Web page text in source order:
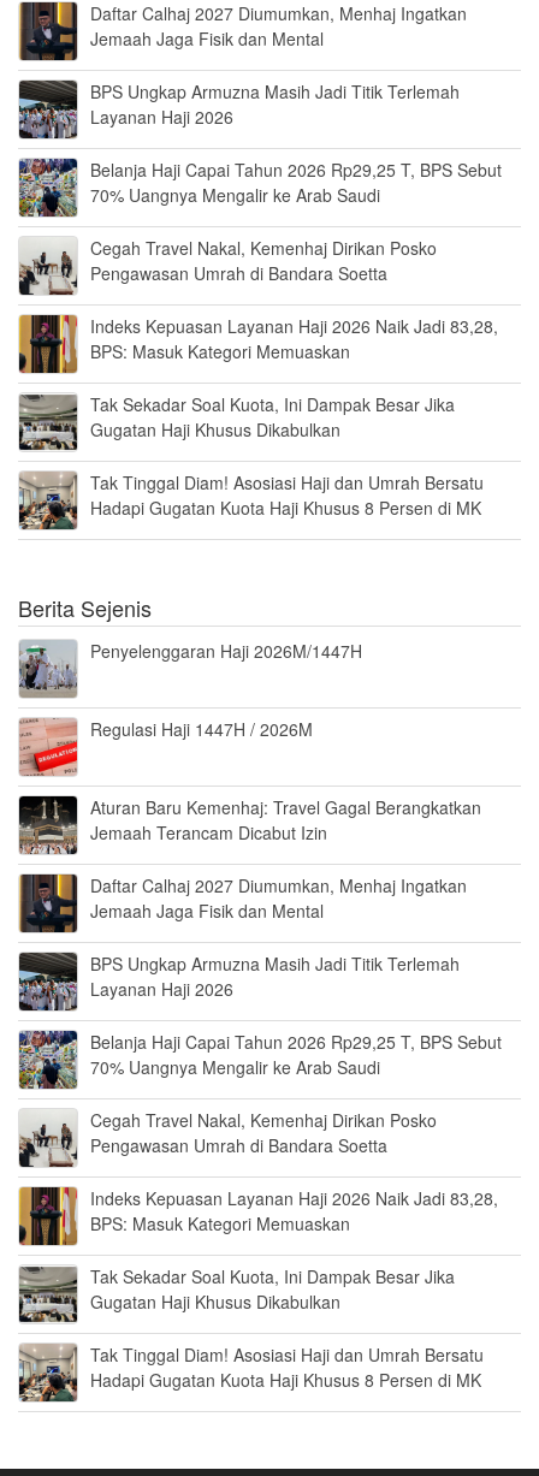
Daftar Calhaj 2027 Diumumkan, Menhaj Ingatkan
Jemaah Jaga Fisik dan Mental
BPS Ungkap Armuzna Masih Jadi Titik Terlemah
Layanan Haji 2026
Belanja Haji Capai Tahun 2026 Rp29,25 T, BPS Sebut
70% Uangnya Mengalir ke Arab Saudi
Cegah Travel Nakal, Kemenhaj Dirikan Posko
Pengawasan Umrah di Bandara Soetta
Indeks Kepuasan Layanan Haji 2026 Naik Jadi 83,28,
BPS: Masuk Kategori Memuaskan
Tak Sekadar Soal Kuota, Ini Dampak Besar Jika
Gugatan Haji Khusus Dikabulkan
Tak Tinggal Diam! Asosiasi Haji dan Umrah Bersatu
Hadapi Gugatan Kuota Haji Khusus 8 Persen di MK
Berita Sejenis
Penyelenggaran Haji 2026M/1447H
Regulasi Haji 1447H / 2026M
Aturan Baru Kemenhaj: Travel Gagal Berangkatkan
Jemaah Terancam Dicabut Izin
Daftar Calhaj 2027 Diumumkan, Menhaj Ingatkan
Jemaah Jaga Fisik dan Mental
BPS Ungkap Armuzna Masih Jadi Titik Terlemah
Layanan Haji 2026
Belanja Haji Capai Tahun 2026 Rp29,25 T, BPS Sebut
70% Uangnya Mengalir ke Arab Saudi
Cegah Travel Nakal, Kemenhaj Dirikan Posko
Pengawasan Umrah di Bandara Soetta
Indeks Kepuasan Layanan Haji 2026 Naik Jadi 83,28,
BPS: Masuk Kategori Memuaskan
Tak Sekadar Soal Kuota, Ini Dampak Besar Jika
Gugatan Haji Khusus Dikabulkan
Tak Tinggal Diam! Asosiasi Haji dan Umrah Bersatu
Hadapi Gugatan Kuota Haji Khusus 8 Persen di MK